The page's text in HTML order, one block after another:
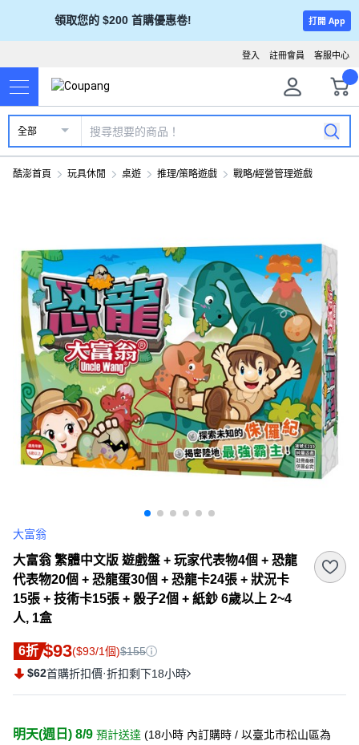
領取您的 $200 首購優惠卷! 打開 App
客服中心
註冊會員
登入
全部
酷澎首頁 玩具休閒 桌遊 推理/策略遊戲 戰略/經營管理遊戲
大富翁
大富翁 繁體中文版 遊戲盤 + 玩家代表物4個 + 恐龍
代表物20個 + 恐龍蛋30個 + 恐龍卡24張 + 狀況卡
15張 + 技術卡15張 + 骰子2個 + 紙鈔 6歲以上 2~4
人, 1盒
6折 $93($93/1個)$155
$62首購折扣價·折扣剩下18小時
明天(週日) 8/9 預計送達 (18小時 內訂購時 / 以臺北市松山區為